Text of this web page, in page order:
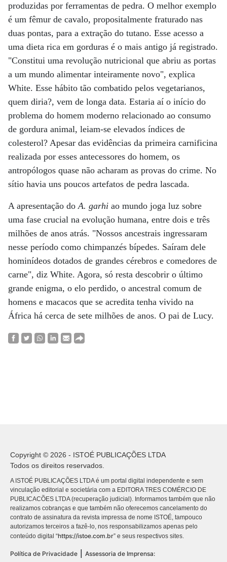
produzidas por ferramentas de pedra. O melhor exemplo
é um fêmur de cavalo, propositalmente fraturado nas
duas pontas, para a extração do tutano. Esse acesso a
uma dieta rica em gorduras é o mais antigo já registrado.
"Constitui uma revolução nutricional que abriu as portas
a um mundo alimentar inteiramente novo", explica
White. Esse hábito tão combatido pelos vegetarianos,
quem diria?, vem de longa data. Estaria aí o início do
problema do homem moderno relacionado ao consumo
de gordura animal, leiam-se elevados índices de
colesterol? Apesar das evidências da primeira carnificina
realizada por esses antecessores do homem, os
antropólogos quase não acharam as provas do crime. No
sítio havia uns poucos artefatos de pedra lascada.
A apresentação doA. garhi ao mundo joga luz sobre
uma fase crucial na evolução humana, entre dois e três
milhões de anos atrás. "Nossos ancestrais ingressaram
nesse período como chimpanzés bípedes. Saíram dele
hominídeos dotados de grandes cérebros e comedores de
carne", diz White. Agora, só resta descobrir o último
grande enigma, o elo perdido, o ancestral comum de
homens e macacos que se acredita tenha vivido na
África há cerca de sete milhões de anos. O pai de Lucy.
Copyright © 2026 - ISTOÉ PUBLICAÇÕES LTDA
Todos os direitos reservados.
A ISTOÉ PUBLICAÇÕES LTDA é um portal digital independente e sem
vinculação editorial e societária com a EDITORA TRES COMÉRCIO DE
PUBLICACÕES LTDA (recuperação judicial). Informamos também que não
realizamos cobranças e que também não oferecemos cancelamento do
contrato de assinatura da revista impressa de nome ISTOÉ, tampouco
autorizamos terceiros a fazê-lo, nos responsabilizamos apenas pelo
conteúdo digital “https://istoe.com.br” e seus respectivos sites.
Política de Privacidade Assessoria de Imprensa: